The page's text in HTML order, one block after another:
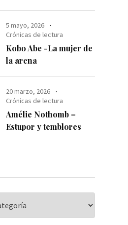
5 mayo, 2026
Crónicas de lectura
Kobo Abe -La mujer de
la arena
20 marzo, 2026
Crónicas de lectura
Amélie Nothomb –
Estupor y temblores